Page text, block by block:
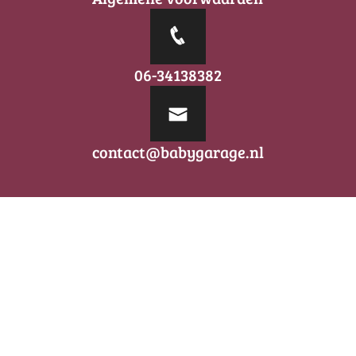
06-34138382
contact@babygarage.nl